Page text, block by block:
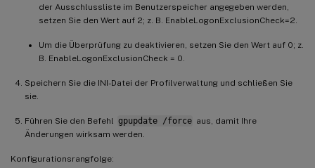
der Ausschlussliste im Benutzerspeicher angegeben werden,
setzen Sie den Wert auf 2; z. B. EnableLogonExclusionCheck=2.
Um die Überprüfung zu deaktivieren, setzen Sie den Wert auf 0; z.
B. EnableLogonExclusionCheck = 0.
Speichern Sie die INI-Datei der Profilverwaltung und schließen Sie
sie.
Führen Sie den Befehl gpupdate /force aus, damit Ihre
Änderungen wirksam werden.
Konfigurationsrangfolge: